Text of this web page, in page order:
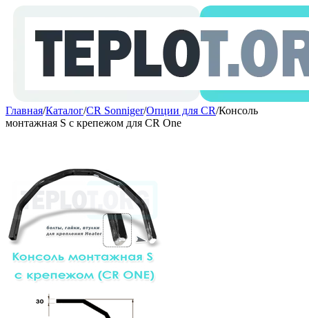
Главная/Каталог/CR Sonniger/Опции для CR/Консоль
монтажная S c крепежом для CR One